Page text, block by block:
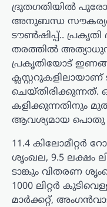
ദ്രുതഗതിയിൽ
അനുബന്ധ
ടൗൺഷിപ്പ്.. പ്രകൃതി
തരത്തിൽ
പ്രകൃതിയോട്
ക്ലസ്റ്ററുകളിലായാണ്
ചെയ്തിരിക്കുന്നത്.
കളിക്കുന്നതിനും
ആവശ്യമായ പൊതു
11.4
ശൃംഖല, 9.5 ലക്ഷം
ടാങ്കും വിതരണ
1000 ലിറ്റർ
മാർക്കറ്റ്,